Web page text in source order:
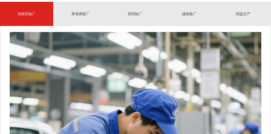
东南亚验厂 柬埔寨验厂 泰国验厂 越南验厂 精益生产